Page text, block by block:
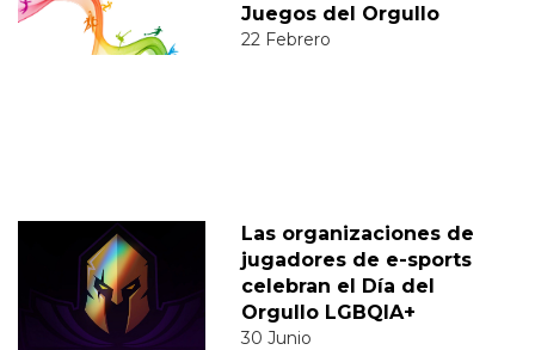
Juegos del Orgullo
22 Febrero
Las organizaciones de
jugadores de e-sports
celebran el Día del
Orgullo LGBQIA+
30 Junio